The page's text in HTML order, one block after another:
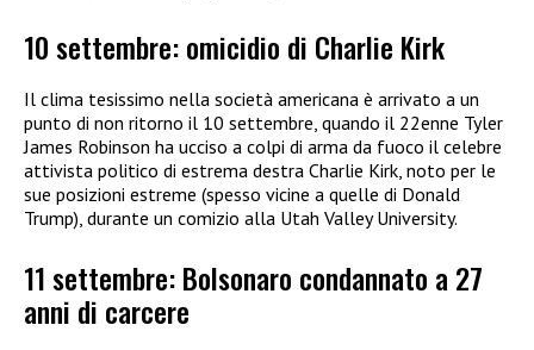
10 settembre: omicidio di Charlie Kirk
Il clima tesissimo nella società americana è arrivato a un
punto di non ritorno il 10 settembre, quando il 22enne Tyler
James Robinson ha ucciso a colpi di arma da fuoco il celebre
attivista politico di estrema destra Charlie Kirk, noto per le
sue posizioni estreme (spesso vicine a quelle di Donald
Trump), durante un comizio alla Utah Valley University.
11 settembre: Bolsonaro condannato a 27
anni di carcere